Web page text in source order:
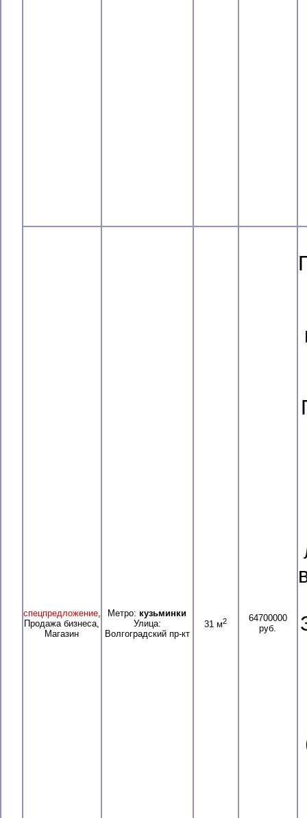
спецпредложение,
Продажа бизнеса,
Магазин
Метро: кузьминки
Улица:
Волгоградский пр-кт
31 м2
64700000
руб.